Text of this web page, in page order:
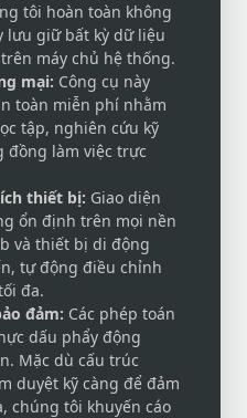
tôi hoàn toàn không
lưu giữ bất kỳ dữ liệu
máy chủ hệ thống.
mại: Công cụ này
toàn miễn phí nhằm
tập, nghiên cứu kỹ
đồng làm việc trực
thiết bị: Giao diện
ổn định trên mọi nền
và thiết bị di động
tự động điều chỉnh
đa.
đảm: Các phép toán
dấu phẩy động
Mặc dù cấu trúc
duyệt kỹ càng để đảm
chúng tôi khuyến cáo